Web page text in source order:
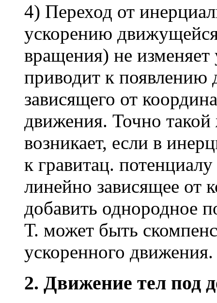
4) Переход от
ускорению
вращения) не
приводит к появлению
зависящего от
движения. Точно
возникает, если в
к гравитац.
линейно зависящее от
добавить однородное
Т. может быть
ускоренного движения.
2. Движение тел под